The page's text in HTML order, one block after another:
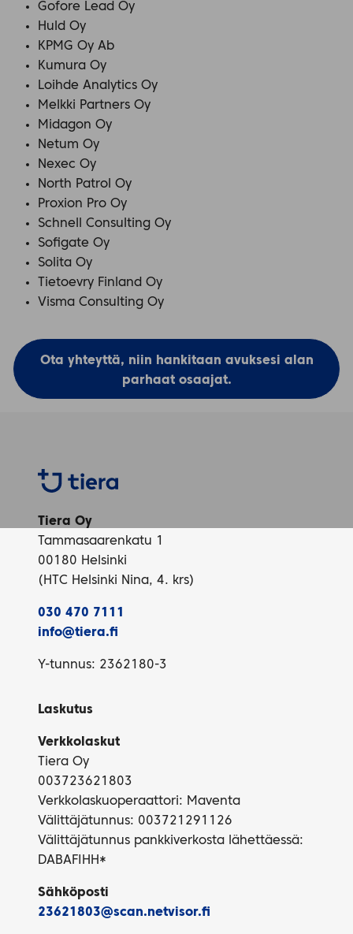
Gofore Lead Oy
Huld Oy
KPMG Oy Ab
Kumura Oy
Loihde Analytics Oy
Melkki Partners Oy
Midagon Oy
Netum Oy
Nexec Oy
North Patrol Oy
Proxion Pro Oy
Schnell Consulting Oy
Sofigate Oy
Solita Oy
Tietoevry Finland Oy
Visma Consulting Oy
Ota yhteyttä, niin hankitaan avuksesi alan
parhaat osaajat.
Tiera
Tiera Oy
Tammasaarenkatu 1
00180 Helsinki
(HTC Helsinki Nina, 4. krs)
030 470 7111
info@tiera.fi
Y-tunnus: 2362180-3
Laskutus
Verkkolaskut
Tiera Oy
003723621803
Verkkolaskuoperaattori: Maventa
Välittäjätunnus: 003721291126
Välittäjätunnus pankkiverkosta lähettäessä:
DABAFIHH*
Sähköposti
23621803@scan.netvisor.fi